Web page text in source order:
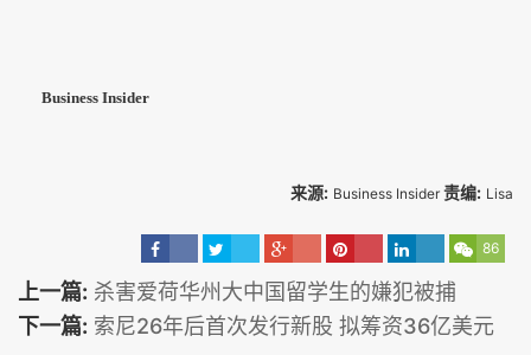
Business Insider
来源: Business Insider 责编: Lisa
86
上一篇: 杀害爱荷华州大中国留学生的嫌犯被捕
下一篇: 索尼26年后首次发行新股 拟筹资36亿美元